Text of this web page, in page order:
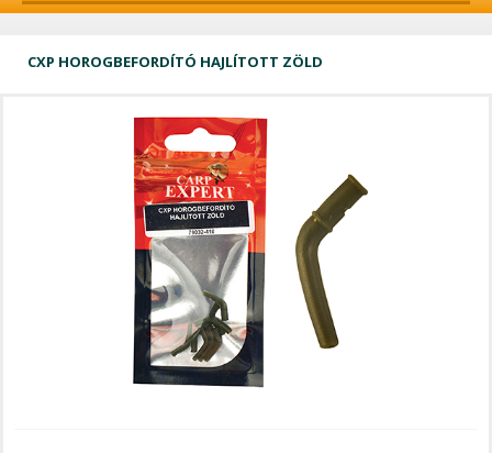
CXP HOROGBEFORDÍTÓ HAJLÍTOTT ZÖLD